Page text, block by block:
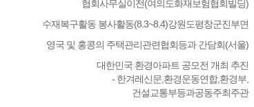
협회사무실이전(여의도화재보험협회빌딩)
수재복구활동 봉사활동(8.3~8.4)강원도평창군진부면
영국 및 홍콩의 주택관리관련협회등과 간담회(서울)
대한민국 환경아파트 공모전 개최 추진
- 한겨레신문,환경운동연합,환경부,
건설교통부등과공동주최주관